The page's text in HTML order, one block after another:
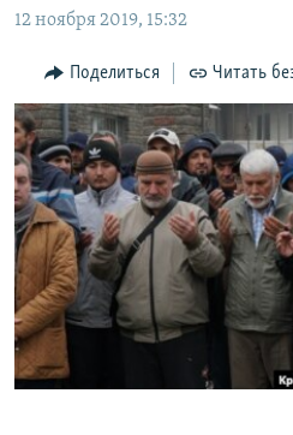
главной
навигации
Вернутся
поиску
11 ЛЕТ ОККУПАЦИИ КРЫМА. 11
ЕЩЕ
ИНТЕРАКТИВ
ИНФОГРАФИКА
ТЕЛЕПРОЕКТ КРЫМ.РЕАЛИИ
СОВЕТЫ ПРАВОЗАЩИТНИКОВ
ПРОПАВШИЕ БЕЗ ВЕСТИ
ПОБЕДИТЕЛЕЙ НЕ СУДЯТ?
КРЫМ.НЕПОКОРЕННЫЙ
ELIFBE
РАДІО СВОБОДА
КАК ОБОЙТИ БЛОКИРОВКУ
Українською
Qırımtatar
ПРИСОЕДИНЯЙТЕСЬ!
12 ноября 2019, 15:32
Поделиться Читать